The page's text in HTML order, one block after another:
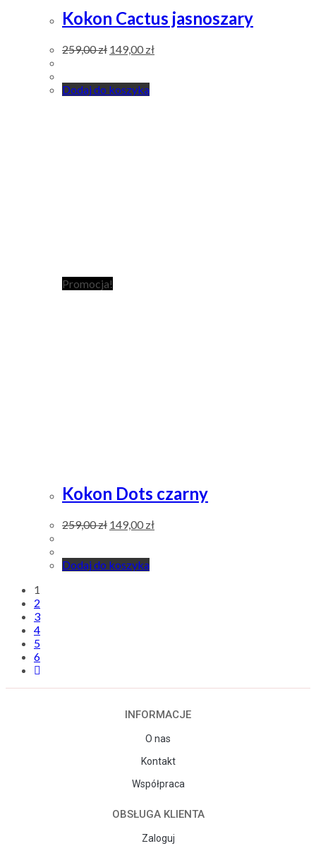
Kokon Cactus jasnoszary
259,00zł 149,00 zł
Dodaj do koszyka
Promocja!
Kokon Dots czarny
259,00zł 149,00 zł
Dodaj do koszyka
1
2
3
4
5
6
INFORMACJE
O nas
Kontakt
Współpraca
OBSŁUGA KLIENTA
Zaloguj